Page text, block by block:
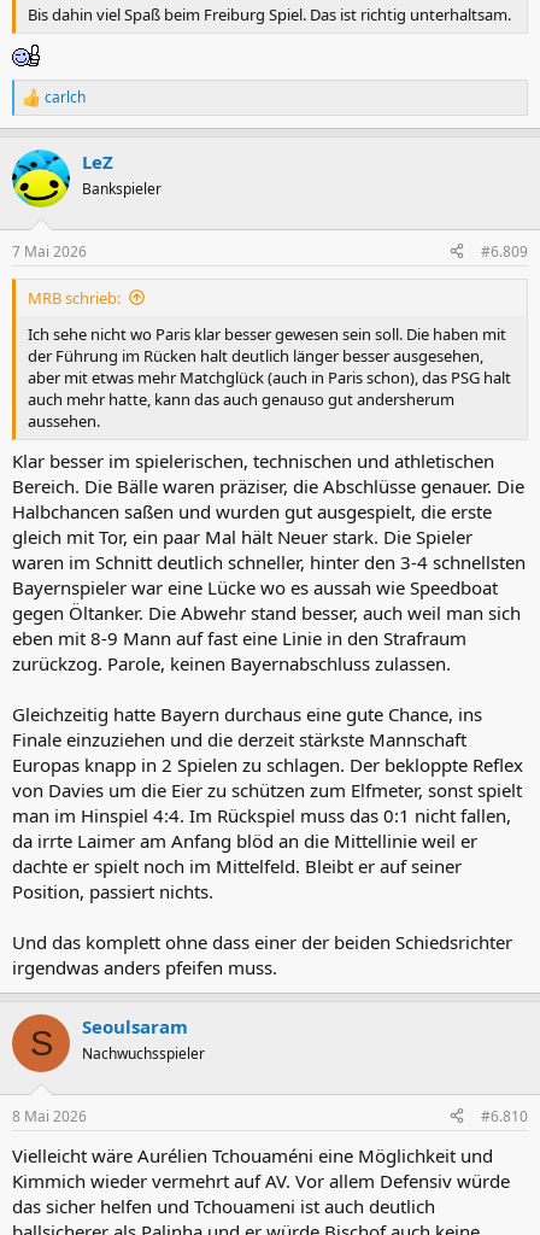
Bis dahin viel Spaß beim Freiburg Spiel. Das ist richtig unterhaltsam.
R
e
k
t
i
e
n
carlch
LeZ
Bankspieler
7 Mai 2026 #6.809
MRB schrieb:
Ich sehe nicht wo Paris klar besser gewesen sein soll. Die haben mit
der Führung im Rücken halt deutlich länger besser ausgesehen,
aber mit etwas mehr Matchglück (auch in Paris schon), das PSG halt
auch mehr hatte, kann das auch genauso gut andersherum
aussehen.
Klar besser im spielerischen, technischen und athletischen
Bereich. Die Bälle waren präziser, die Abschlüsse genauer. Die
Halbchancen saßen und wurden gut ausgespielt, die erste
gleich mit Tor, ein paar Mal hält Neuer stark. Die Spieler
waren im Schnitt deutlich schneller, hinter den 3-4 schnellsten
Bayernspieler war eine Lücke wo es aussah wie Speedboat
gegen Öltanker. Die Abwehr stand besser, auch weil man sich
eben mit 8-9 Mann auf fast eine Linie in den Strafraum
zurückzog. Parole, keinen Bayernabschluss zulassen.
Gleichzeitig hatte Bayern durchaus eine gute Chance, ins
Finale einzuziehen und die derzeit stärkste Mannschaft
Europas knapp in 2 Spielen zu schlagen. Der bekloppte Reflex
von Davies um die Eier zu schützen zum Elfmeter, sonst spielt
man im Hinspiel 4:4. Im Rückspiel muss das 0:1 nicht fallen,
da irrte Laimer am Anfang blöd an die Mittellinie weil er
dachte er spielt noch im Mittelfeld. Bleibt er auf seiner
Position, passiert nichts.
Und das komplett ohne dass einer der beiden Schiedsrichter
irgendwas anders pfeifen muss.
S Seoulsaram
Nachwuchsspieler
8 Mai 2026 #6.810
Vielleicht wäre Aurélien Tchouaméni eine Möglichkeit und
Kimmich wieder vermehrt auf AV. Vor allem Defensiv würde
das sicher helfen und Tchouameni ist auch deutlich